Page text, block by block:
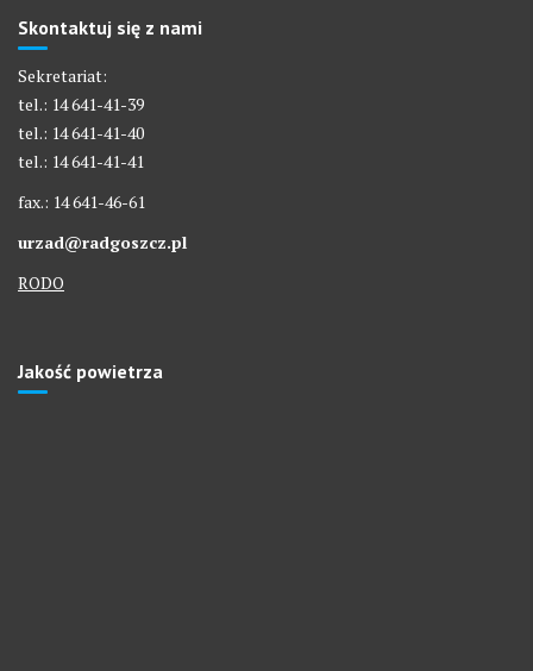
Skontaktuj się z nami
Sekretariat:
tel.: 14 641-41-39
tel.: 14 641-41-40
tel.: 14 641-41-41
fax.: 14 641-46-61
urzad@radgoszcz.pl
RODO
Jakość powietrza